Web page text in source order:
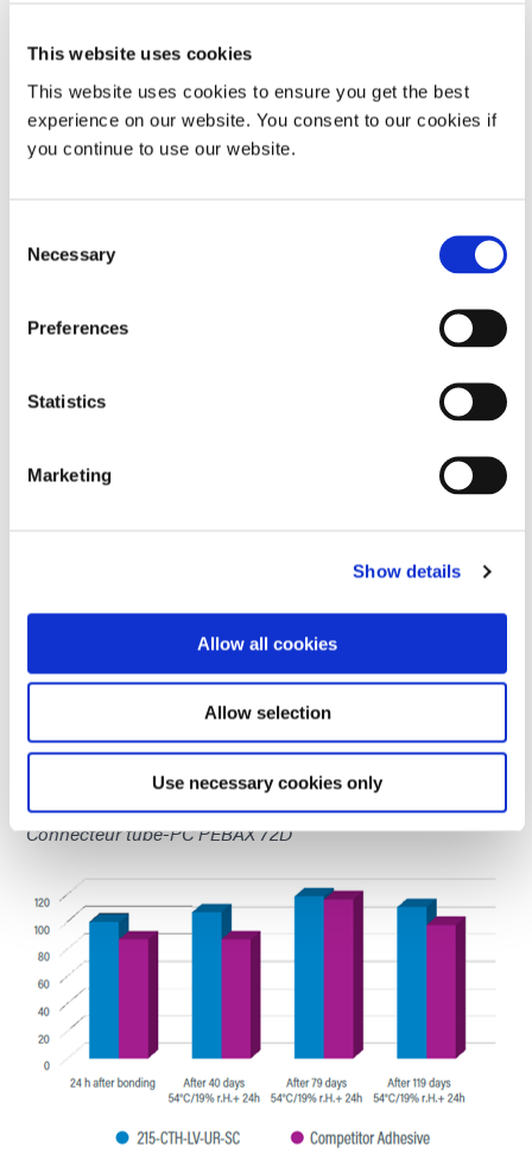
This website uses cookies
This website uses cookies to ensure you get the best
experience on our website. You consent to our cookies if
you continue to use our website.
Selection
Necessary
Preferences
Statistics
Marketing
Show details
Allow all cookies
Allow selection
Use necessary cookies only
par rapport à un matériau concurrent. Le test de traction
a été effectué à l'aide d'une machine d'essai de traction
Zwick et les résultats montrent que l'adhésif Dymax était
10 à 30 % plus résistant qu'un concurrent de premier
plan. Les graphiques ci-dessous donnent un aperçu des
Connecteur tube-PC PEBAX 72D